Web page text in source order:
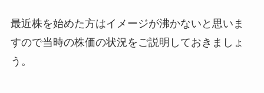
最近株を始めた方はイメージが沸かないと思いま
すので当時の株価の状況をご説明しておきましょ
う。